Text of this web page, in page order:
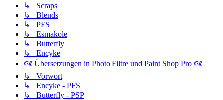
↳ Scraps
↳ Blends
↳ PFS
↳ Esmakole
↳ Butterfly
↳ Encyke
🙧 Übersetzungen in Photo Filtre und Paint Shop Pro 🙧
↳ Vorwort
↳ Encyke - PFS
↳ Butterfly - PSP